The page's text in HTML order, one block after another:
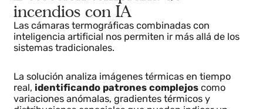
Detección temprana de
incendios con IA
Las cámaras termográficas combinadas con
sistemas tradicionales.
La solución analiza imágenes térmicas en tiempo